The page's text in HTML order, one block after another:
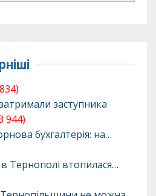
заступника
944)
бухгалтерія: на…
Тернополі втопилася…